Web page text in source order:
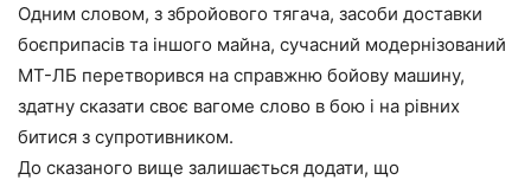
Одним словом, з збройового тягача, засоби доставки
боєприпасів та іншого майна, сучасний модернізований
МТ-ЛБ перетворився на справжню бойову машину,
здатну сказати своє вагоме слово в бою і на рівних
битися з супротивником.
До сказаного вище залишається додати, що